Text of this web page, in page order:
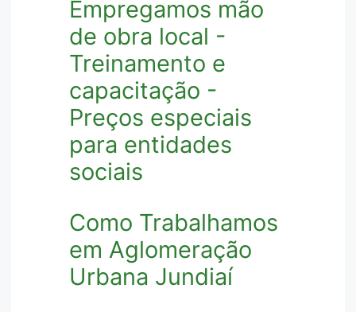
Empregamos mão
de obra local -
Treinamento e
capacitação -
Preços especiais
para entidades
sociais
Como Trabalhamos
em Aglomeração
Urbana Jundiaí